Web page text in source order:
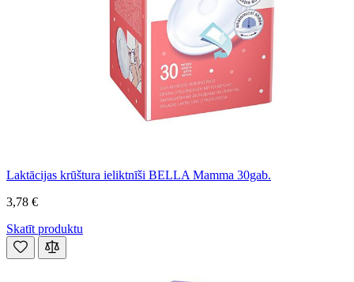
Laktācijas krūštura ieliktnīši BELLA Mamma 30gab.
3,78 €
Skatīt produktu